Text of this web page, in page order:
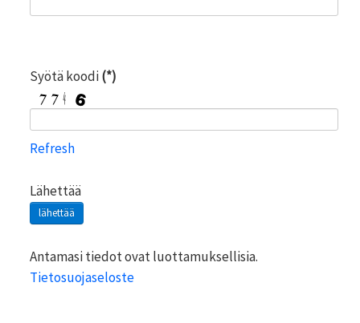
Syötä koodi(*)
Refresh
Lähettää
Antamasi tiedot ovat luottamuksellisia.
Tietosuojaseloste